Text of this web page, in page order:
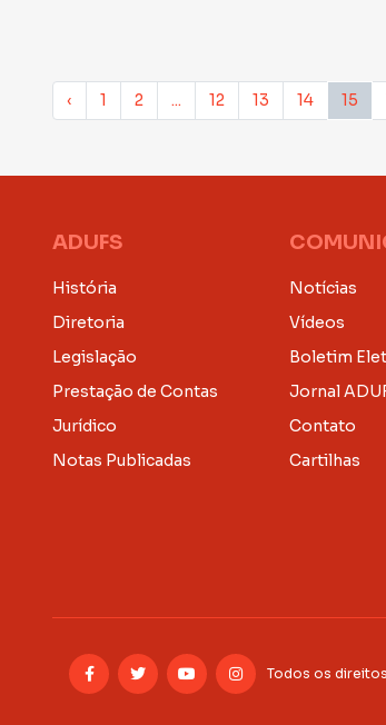
‹ 1 2 ... 12 13 14 15
ADUFS
História
Diretoria
Legislação
Prestação de Contas
Jurídico
Notas Publicadas
Notícias
Vídeos
Boletim
Jornal
Contato
Cartilhas
Todos os